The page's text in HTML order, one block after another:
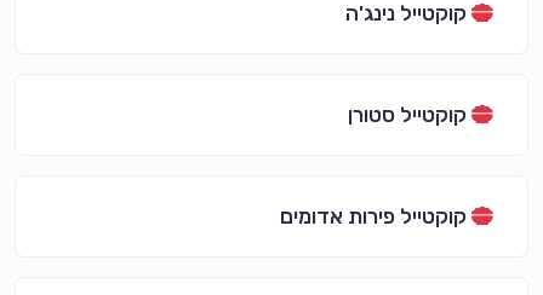
קוקטייל נינג'ה
קוקטייל סטורן
קוקטייל פירות אדומים